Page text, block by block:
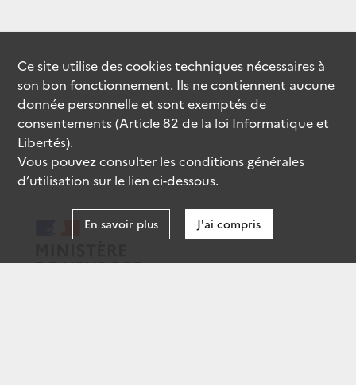
Ce site utilise descookiestechniques nécessaires à
son bon fonctionnement. Ils ne contiennent aucune
donnée personnelle et sont exemptés de
consentements (Article 82 de la loi Informatique et
Libertés).
Vous pouvez consulter les conditions générales
d’utilisation sur le lien ci-dessous.
En savoir plus J'ai compris